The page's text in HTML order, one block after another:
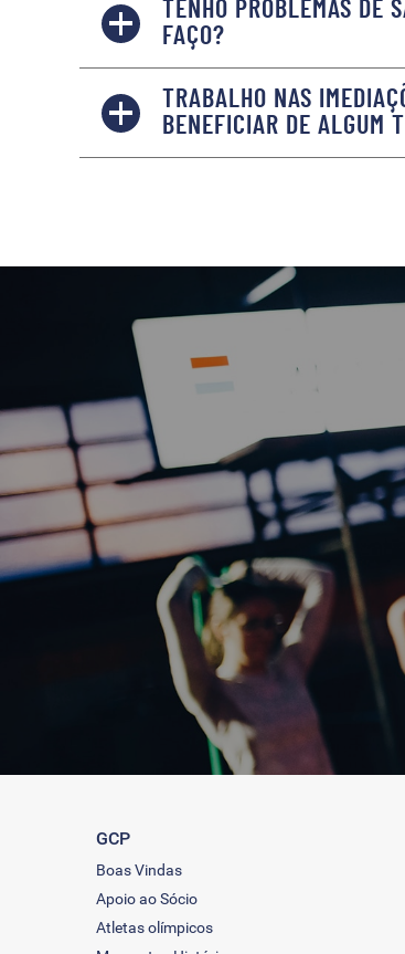
TENHO PROBLEMAS DE
FAÇO?
TRABALHO NAS
BENEFICIAR DE ALGUM
GCP
Boas Vindas
Apoio ao Sócio
Atletas olímpicos